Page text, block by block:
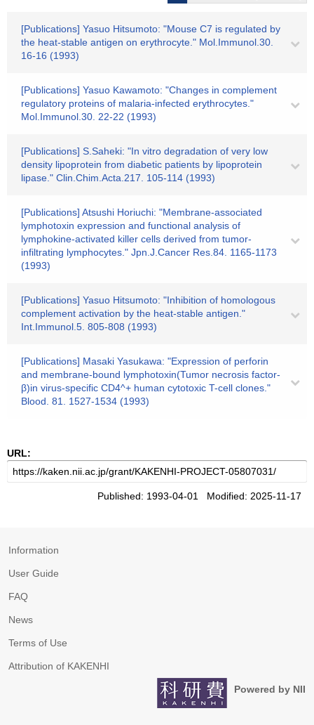
[Publications] Yasuo Hitsumoto: "Mouse C7 is regulated by
the heat-stable antigen on erythrocyte." Mol.Immunol.30.
16-16 (1993)
[Publications] Yasuo Kawamoto: "Changes in complement
regulatory proteins of malaria-infected erythrocytes."
Mol.Immunol.30. 22-22 (1993)
[Publications] S.Saheki: "In vitro degradation of very low
density lipoprotein from diabetic patients by lipoprotein
lipase." Clin.Chim.Acta.217. 105-114 (1993)
[Publications] Atsushi Horiuchi: "Membrane-associated
lymphotoxin expression and functional analysis of
lymphokine-activated killer cells derived from tumor-
infiltrating lymphocytes." Jpn.J.Cancer Res.84. 1165-1173
(1993)
[Publications] Yasuo Hitsumoto: "Inhibition of homologous
complement activation by the heat-stable antigen."
Int.Immunol.5. 805-808 (1993)
[Publications] Masaki Yasukawa: "Expression of perforin
and membrane-bound lymphotoxin(Tumor necrosis factor-
β)in virus-specific CD4^+ human cytotoxic T-cell clones."
Blood. 81. 1527-1534 (1993)
URL:
Published: 1993-04-01 Modified: 2025-11-17
Information
User Guide
FAQ
News
Terms of Use
Attribution of KAKENHI
Powered by NII